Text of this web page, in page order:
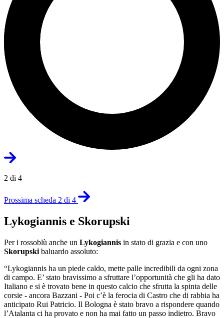
2 di 4
Prossima scheda 2 di 4
Lykogiannis e Skorupski
Per i rossoblù anche un Lykogiannis in stato di grazia e con uno
Skorupski baluardo assoluto:
“Lykogiannis ha un piede caldo, mette palle incredibili da ogni zona
di campo. E’ stato bravissimo a sfruttare l’opportunità che gli ha dato
Italiano e si è trovato bene in questo calcio che sfrutta la spinta delle
corsie - ancora Bazzani - Poi c’è la ferocia di Castro che di rabbia ha
anticipato Rui Patricio. Il Bologna è stato bravo a rispondere quando
l’Atalanta ci ha provato e non ha mai fatto un passo indietro. Bravo